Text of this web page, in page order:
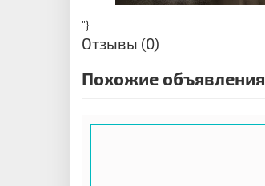
"}
Отзывы (0)
Похожие объявления